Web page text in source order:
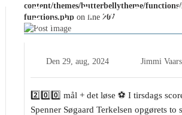
content/themes/butterbellytheme/
functions.php on line 207
Thomas Spenner Søgaard
Terkelsen – 200 mål + det
Den 29, aug, 2024 Jimmi
2️⃣0️⃣0️⃣ mål + det løse ⚽️ I tirsdags
Spenner Søgaard Terkelsen opgørets to